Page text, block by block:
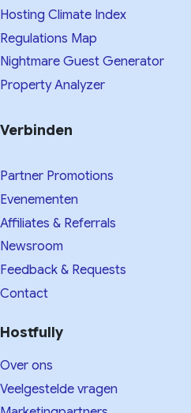
Hosting Climate Index
Regulations Map
Nightmare Guest Generator
Property Analyzer
Verbinden
Partner Promotions
Evenementen
Affiliates & Referrals
Newsroom
Feedback & Requests
Contact
Hostfully
Over ons
Veelgestelde vragen